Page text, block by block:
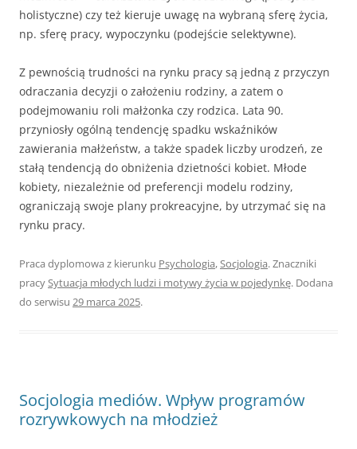
holistyczne) czy też kieruje uwagę na wybraną sferę życia,
np. sferę pracy, wypoczynku (podejście selektywne).
Z pewnością trudności na rynku pracy są jedną z przy­czyn
odraczania decyzji o założeniu rodziny, a zatem o
podejmowaniu roli małżonka czy rodzica. Lata 90.
przyniosły ogólną tendencję spadku wskaźników
zawierania małżeństw, a także spadek liczby urodzeń, ze
stałą ten­dencją do obniżenia dzietności kobiet. Młode
kobiety, niezależnie od pre­ferencji modelu rodziny,
ograniczają swoje plany prokreacyjne, by utrzymać się na
rynku pracy.
Praca dyplomowa z kierunku Psychologia,Socjologia. Znaczniki
pracySytuacja młodych ludzi i motywy życia w pojedynkę. Dodana
do serwisu 29 marca 2025.
Socjologia mediów. Wpływ programów
rozrywkowych na młodzież